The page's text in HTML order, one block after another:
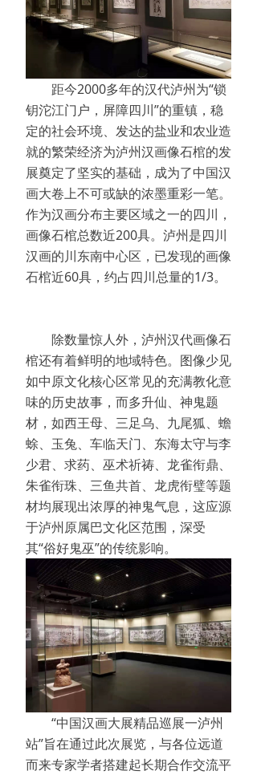
距今2000多年的汉代泸州为“锁
钥沱江门户，屏障四川”的重镇，稳
定的社会环境、发达的盐业和农业造
就的繁荣经济为泸州汉画像石棺的发
展奠定了坚实的基础，成为了中国汉
画大卷上不可或缺的浓墨重彩一笔。
作为汉画分布主要区域之一的四川，
画像石棺总数近200具。泸州是四川
汉画的川东南中心区，已发现的画像
石棺近60具，约占四川总量的1/3。
除数量惊人外，泸州汉代画像石
棺还有着鲜明的地域特色。图像少见
如中原文化核心区常见的充满教化意
味的历史故事，而多升仙、神鬼题
材，如西王母、三足乌、九尾狐、蟾
蜍、玉兔、车临天门、东海太守与李
少君、求药、巫术祈祷、龙雀衔鼎、
朱雀衔珠、三鱼共首、龙虎衔璧等题
材均展现出浓厚的神鬼气息，这应源
于泸州原属巴文化区范围，深受
其“俗好鬼巫”的传统影响。
“中国汉画大展精品巡展一泸州
站”旨在通过此次展览，与各位远道
而来专家学者搭建起长期合作交流平